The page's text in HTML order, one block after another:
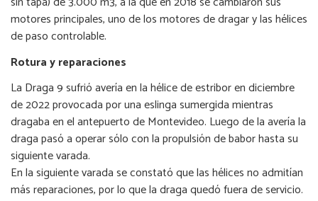
motores principales, uno de los motores de dragar y las hélices
de paso controlable.
Rotura y reparaciones
La Draga 9 sufrió avería en la hélice de estribor en diciembre
de 2022 provocada por una eslinga sumergida mientras
dragaba en el antepuerto de Montevideo. Luego de la avería la
draga pasó a operar sólo con la propulsión de babor hasta su
siguiente varada.
En la siguiente varada se constató que las hélices no admitían
más reparaciones, por lo que la draga quedó fuera de servicio.